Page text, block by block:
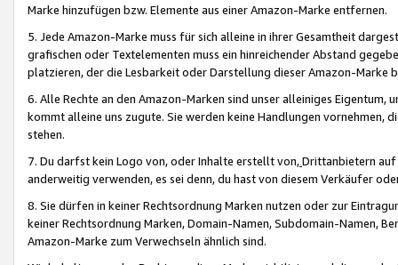
Marke hinzufügen bzw. Elemente aus einer Amazon-Marke entfernen.
5. Jede Amazon-Marke muss für sich alleine in ihrer Gesamtheit
grafischen oder Textelementen muss ein hinreichender Abstand
platzieren, der die Lesbarkeit oder Darstellung dieser Amazon-Marke
6. Alle Rechte an den Amazon-Marken sind unser alleiniges
kommt alleine uns zugute. Sie werden keine Handlungen vornehmen,
stehen.
7. Du darfst kein Logo von, oder Inhalte erstellt von,Drittanbietern auf
anderweitig verwenden, es sei denn, du hast von diesem Verkäufer
8. Sie dürfen in keiner Rechtsordnung Marken nutzen oder zur
keiner Rechtsordnung Marken, Domain-Namen, Subdomain-Namen,
Amazon-Marke zum Verwechseln ähnlich sind.